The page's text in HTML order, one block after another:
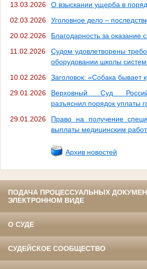
13.03.2026
О взыскании ущерба в
02.03.2026
Уголовное дело –
20.02.2026
Благодарность за оказание
11.02.2026
Судом удовлетворены
оборудовании школы
10.02.2026
Заголовок: «Собака бывает
29.01.2026
Верховный Суд
разъяснил порядок уплаты
29.01.2026
Право на получение
выплаты медицинским
Архив новостей
ПОДАЧА ПРОЦЕССУАЛЬНЫХ
ЭЛЕКТРОННОМ ВИДЕ
О СУДЕ
СУДЕЙСКОЕ СООБЩЕСТВО